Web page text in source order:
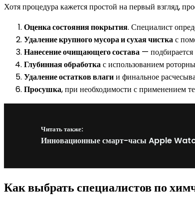
Хотя процедура кажется простой на первый взгляд,
Оценка состояния покрытия. Специалист
Удаление крупного мусора и сухая чисткас
Нанесение очищающего состава —
Глубинная обработкас использованием
Удаление остатков влагии финальное
Просушка, при необходимости с применением
Читать также:
Инновационные смарт-часы Apple
Как выбрать специалистов по